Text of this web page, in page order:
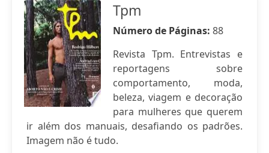
Tpm
Número de Páginas: 88
Revista Tpm. Entrevistas e
reportagens sobre
comportamento, moda,
beleza, viagem e decoração
para mulheres que querem
ir além dos manuais, desafiando os padrões.
Imagem não é tudo.